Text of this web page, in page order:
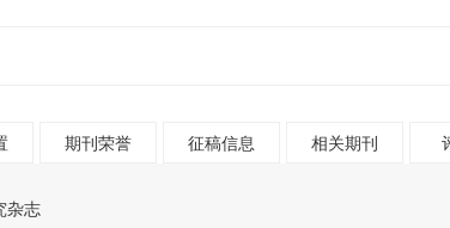
期刊荣誉 征稿信息 相关期刊
杂志